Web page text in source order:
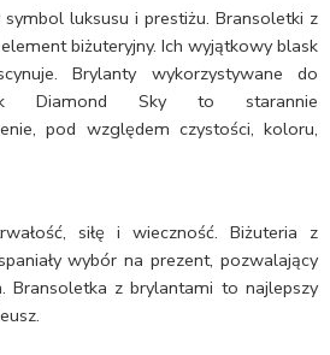
luksusu i prestiżu. Bransoletki z
biżuteryjny. Ich wyjątkowy blask
Brylanty wykorzystywane do
Diamond Sky to starannie
pod względem czystości, koloru,
siłę i wieczność. Biżuteria z
wybór na prezent, pozwalający
Bransoletka z brylantami to najlepszy